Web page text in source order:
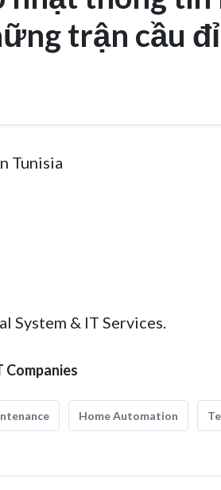
trận cầu
Tunisia
System & IT Services.
Companies
Home Automation